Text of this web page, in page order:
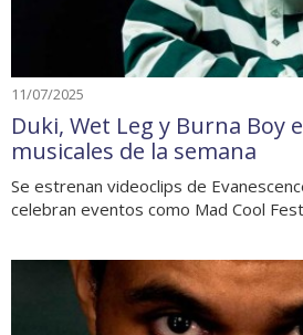
11/07/2025
Duki, Wet Leg y Burna Boy
musicales de la semana
Se estrenan videoclips de
celebran eventos como Mad Cool